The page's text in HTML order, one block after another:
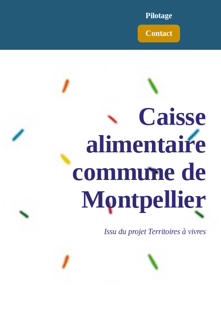
Pilotage
Contact
Caisse
alimentaire
commune de
Montpellier
Issu du projet Territoires à vivres